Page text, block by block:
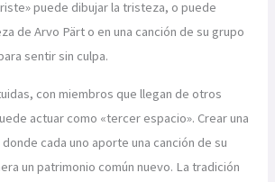
puede dibujar la tristeza, o puede
de Arvo Pärt o en una canción de su grupo
sentir sin culpa.
con miembros que llegan de otros
actuar como «tercer espacio». Crear una
cada uno aporte una canción de su
un patrimonio común nuevo. La tradición